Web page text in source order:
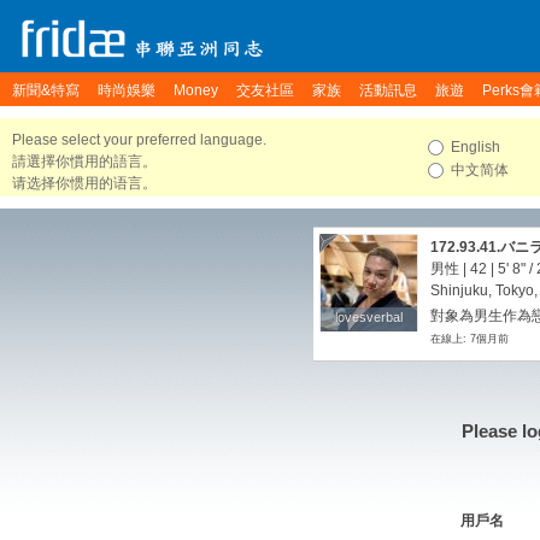
新聞&特寫 時尚娛樂 Money 交友社區 家族 活動訊息 旅遊 Perks會
Please select your preferred language.
請選擇你慣用的語言。
请选择你惯用的语言。
English
中文简体
lovesverbal
lovesverbal
172.93.41.バニ
男性 | 42 | 5' 8" /
Shinjuku,
對象為男生作為
在線上: 7個月前
Please
用戶名